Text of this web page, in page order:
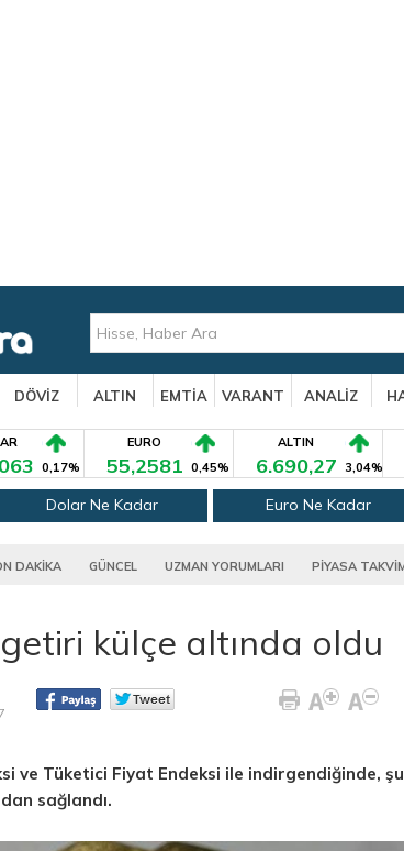
DÖVİZ ALTIN EMTİA VARANT ANALİZ
0,17%
EURO
55,2581 0,45%
ALTIN
6.690,27 3,04%
Dolar Ne Kadar Euro Ne Kadar
DAKİKA GÜNCEL UZMAN YORUMLARI PİYASA
külçe altında oldu
ve Tüketici Fiyat Endeksi ile indirgendiğinde,
sağlandı.